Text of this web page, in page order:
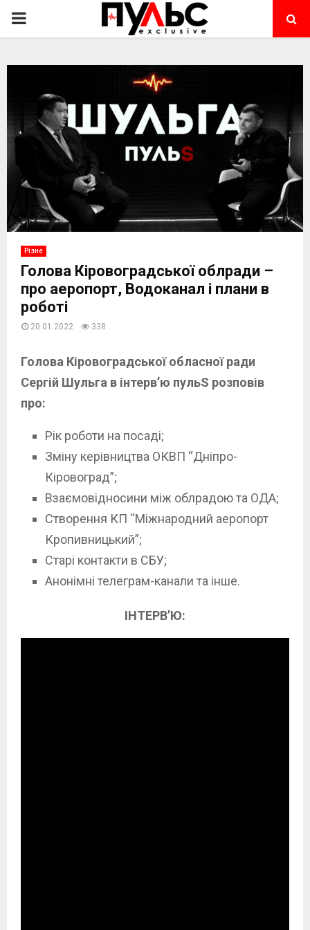
PRIMARY
Різне
Голова Кіровоградської облради –
про аеропорт, Водоканал і плани в
роботі
20.01.2022 338
Голова Кіровоградської обласної ради
Сергій Шульга в інтерв’ю пульS розповів
про:
Рік роботи на посаді;
Зміну керівництва ОКВП “Дніпро-
Кіровоград”;
Взаємовідносини між облрадою та ОДА;
Створення КП “Міжнародний аеропорт
Кропивницький”;
Старі контакти в СБУ;
Анонімні телеграм-канали та інше.
ІНТЕРВ’Ю: